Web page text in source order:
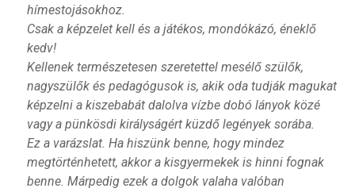
hímestojásokhoz.
Csak a képzelet kell és a játékos, mondókázó, éneklő
kedv!
Kellenek természetesen szeretettel mesélő szülők,
nagyszülők és pedagógusok is, akik oda tudják magukat
képzelni a kiszebabát dalolva vízbe dobó lányok közé
vagy a pünkösdi királyságért küzdő legények sorába.
Ez a varázslat. Ha hiszünk benne, hogy mindez
megtörténhetett, akkor a kisgyermekek is hinni fognak
benne. Márpedig ezek a dolgok valaha valóban